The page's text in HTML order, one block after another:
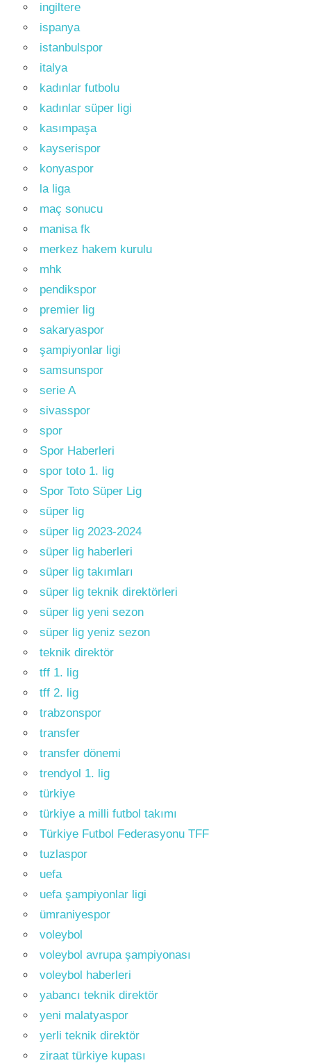
ingiltere
ispanya
istanbulspor
italya
kadınlar futbolu
kadınlar süper ligi
kasımpaşa
kayserispor
konyaspor
la liga
maç sonucu
manisa fk
merkez hakem kurulu
mhk
pendikspor
premier lig
sakaryaspor
şampiyonlar ligi
samsunspor
serie A
sivasspor
spor
Spor Haberleri
spor toto 1. lig
Spor Toto Süper Lig
süper lig
süper lig 2023-2024
süper lig haberleri
süper lig takımları
süper lig teknik direktörleri
süper lig yeni sezon
süper lig yeniz sezon
teknik direktör
tff 1. lig
tff 2. lig
trabzonspor
transfer
transfer dönemi
trendyol 1. lig
türkiye
türkiye a milli futbol takımı
Türkiye Futbol Federasyonu TFF
tuzlaspor
uefa
uefa şampiyonlar ligi
ümraniyespor
voleybol
voleybol avrupa şampiyonası
voleybol haberleri
yabancı teknik direktör
yeni malatyaspor
yerli teknik direktör
ziraat türkiye kupası